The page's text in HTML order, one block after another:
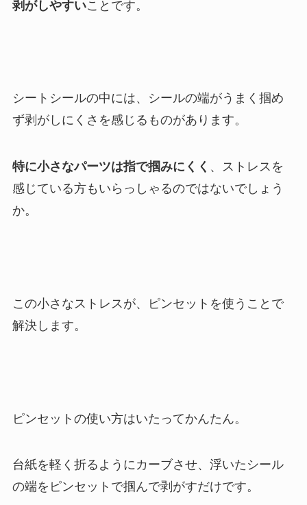
剥がしやすいことです。
シートシールの中には、シールの端がうまく掴め
ず剥がしにくさを感じるものがあります。
特に小さなパーツは指で掴みにくく 、ストレスを
感じている方もいらっしゃるのではないでしょう
か。
この小さなストレスが、ピンセットを使うことで
解決します。
ピンセットの使い方はいたってかんたん。
台紙を軽く折るようにカーブさせ、浮いたシール
の端をピンセットで掴んで剥がすだけです。